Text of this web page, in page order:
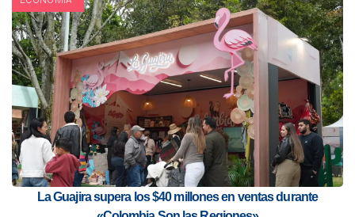
La Guajira supera los $40 millones en ventas durante